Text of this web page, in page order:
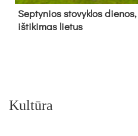
Sep­ty­nios sto­vyk­los
iš­ti­ki­mas lie­tus
Kultūra